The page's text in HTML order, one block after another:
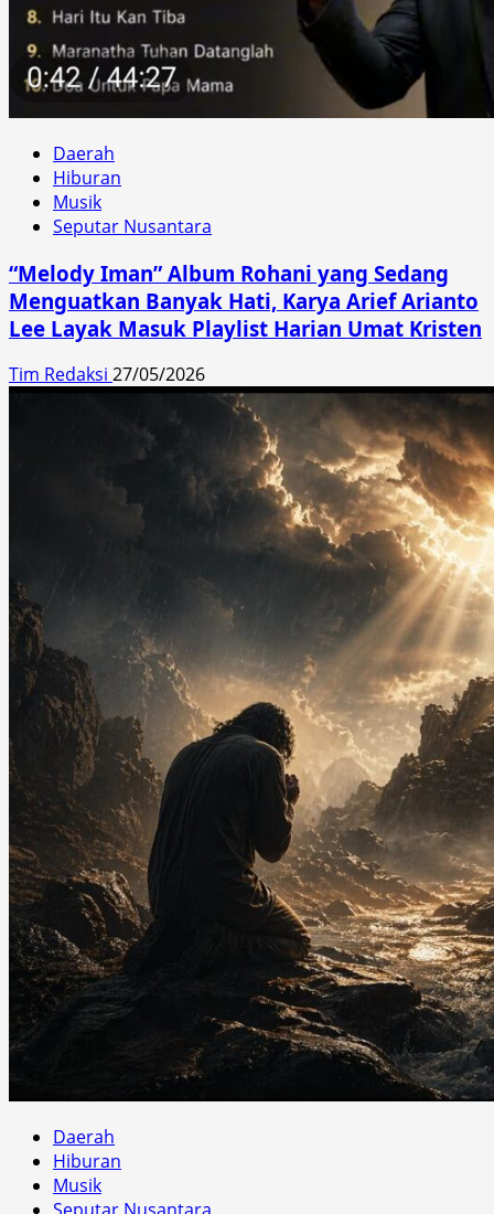
Daerah
Hiburan
Musik
Seputar Nusantara
“Melody Iman” Album Rohani yang Sedang
Menguatkan Banyak Hati, Karya Arief Arianto
Lee Layak Masuk Playlist Harian Umat Kristen
Tim Redaksi 27/05/2026
Daerah
Hiburan
Musik